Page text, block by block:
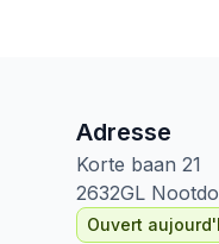
Adresse
Korte baan 21
2632GL
Ouvert